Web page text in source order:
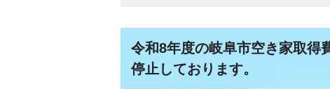
令和8年度の岐阜市空き家取得
停止しております。